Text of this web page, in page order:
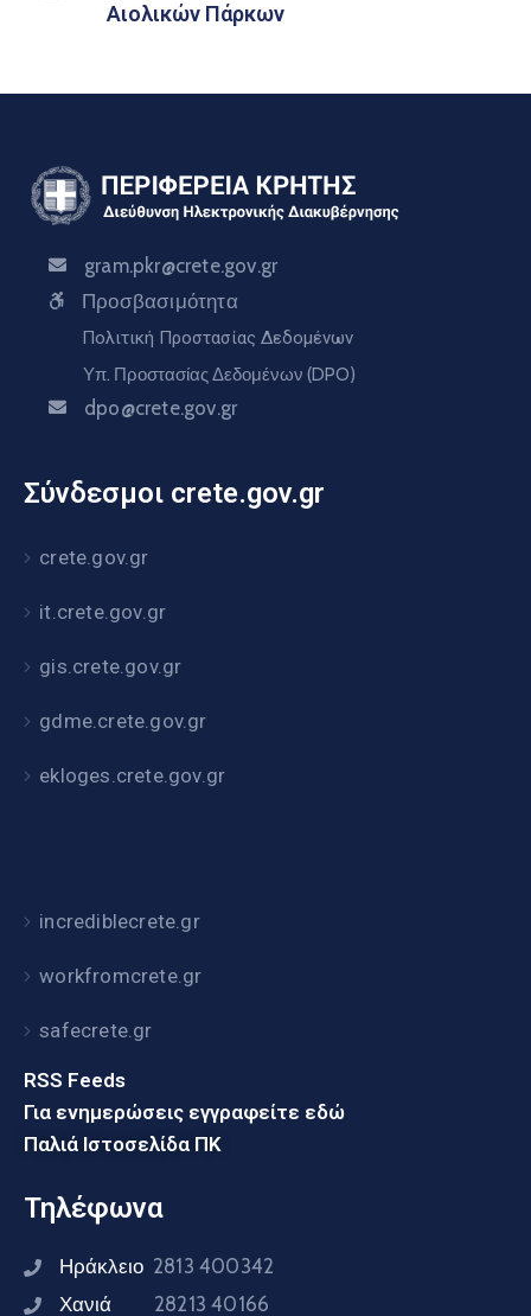
Αιολικών Πάρκων
gram.pkr@crete.gov.gr
Προσβασιμότητα
Πολιτική Προστασίας Δεδομένων
Υπ. Προστασίας Δεδομένων (DPO)
dpo@crete.gov.gr
Σύνδεσμοι crete.gov.gr
crete.gov.gr
it.crete.gov.gr
gis.crete.gov.gr
gdme.crete.gov.gr
ekloges.crete.gov.gr
incrediblecrete.gr
workfromcrete.gr
safecrete.gr
RSS Feeds
Για ενημερώσεις εγγραφείτε εδώ
Παλιά Ιστοσελίδα ΠΚ
Τηλέφωνα
Ηράκλειο 2813 400342
Χανιά 28213 40166